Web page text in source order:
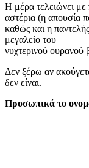
Η μέρα τελειώνει με
αστέρια (η απουσία
καθώς και η
μεγαλείο του
νυχτερινού
Δεν ξέρω αν
δεν είναι.
Προσωπικά το